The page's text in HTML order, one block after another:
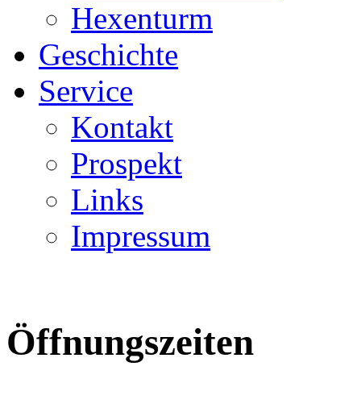
Hexenturm
Geschichte
Service
Kontakt
Prospekt
Links
Impressum
Öffnungszeiten